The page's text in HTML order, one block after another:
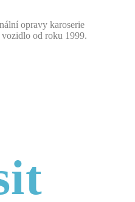
opravy karoserie
vozidlo od roku 1999.